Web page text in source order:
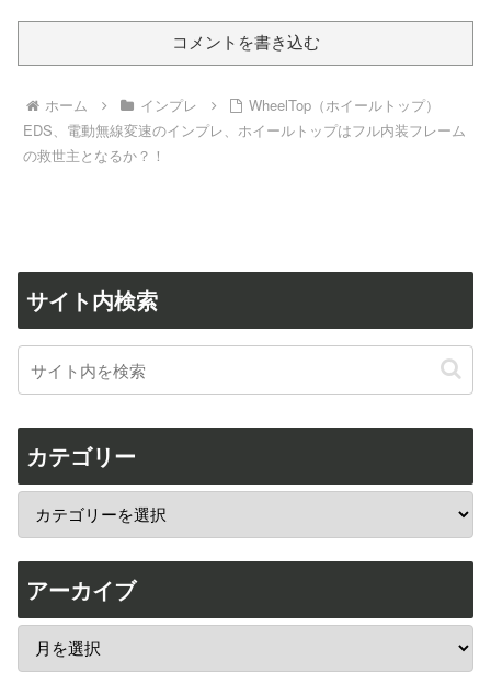
コメントを書き込む
ホーム インプレ
WheelTop（ホイールトップ）
EDS、電動無線変速のインプレ、ホイールトップはフル内装フレーム
の救世主となるか？！
サイト内検索
カテゴリー
アーカイブ